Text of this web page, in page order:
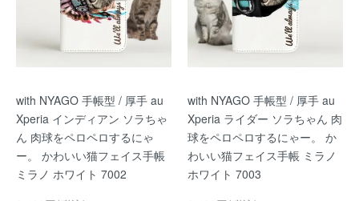
with NYAGO 手帳型 / 厚手 au
Xperia インディアン ソラちゃ
ん 肉球をペロペロするにゃ
ー。 かわいい猫フェイス手帳
ミラノ ホワイト 7002
with NYAGO 手帳型 / 厚手 au
Xperia ライダー ソラちゃん 肉
球をペロペロするにゃー。 か
わいい猫フェイス手帳 ミラノ
ホワイト 7003